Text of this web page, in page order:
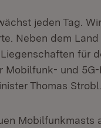
jeden Tag.
Neben dem
für
Mobilfunk- und
Thomas Strobl.
Mobilfunkmasts